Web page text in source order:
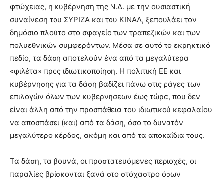
hd
φτώχειας, η κυβέρνηση της Ν.Δ. με την ουσιαστική
συναίνεση του ΣΥΡΙΖΑ και του ΚΙΝΑΛ, ξεπουλάει τον
δημόσιο πλούτο στο σφαγείο των τραπεζικών και των
πολυεθνικών συμφερόντων. Μέσα σε αυτό το εκρηκτικό
πεδίο, τα δάση αποτελούν ένα από τα μεγαλύτερα
«φιλέτα» προς ιδιωτικοποίηση. Η πολιτική ΕΕ και
κυβέρνησης για τα δάση βαδίζει πάνω στις ράγες των
επιλογών όλων των κυβερνήσεων έως τώρα, που δεν
είναι άλλη από την προσπάθεια του ιδιωτικού κεφαλαίου
να αποσπάσει (και) από τα δάση, όσο το δυνατόν
μεγαλύτερο κέρδος, ακόμη και από τα αποκαΐδια τους.
Τα δάση, τα βουνά, οι προστατευόμενες περιοχές, οι
παραλίες βρίσκονται ξανά στο στόχαστρο όσων